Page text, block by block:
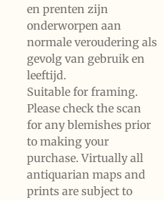
en prenten zijn
onderworpen aan
normale veroudering als
gevolg van gebruik en
leeftijd.
Suitable for framing.
Please check the scan
for any blemishes prior
to making your
purchase. Virtually all
antiquarian maps and
prints are subject to